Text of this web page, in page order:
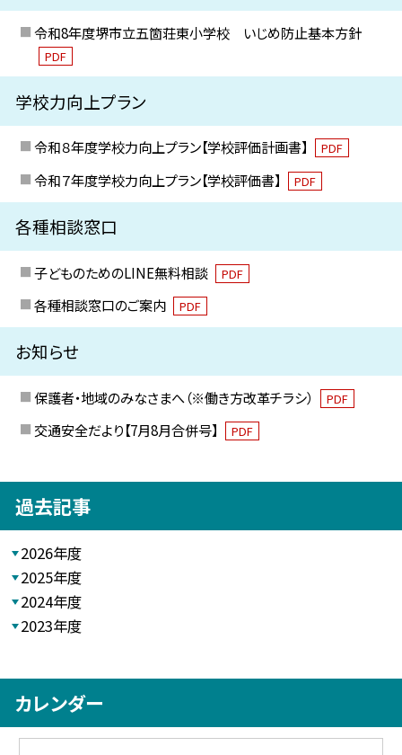
令和8年度堺市立五箇荘東小学校 いじめ防止基本方針
PDF
学校力向上プラン
令和８年度学校力向上プラン【学校評価計画書】 PDF
令和７年度学校力向上プラン【学校評価書】 PDF
各種相談窓口
子どものためのLINE無料相談 PDF
各種相談窓口のご案内 PDF
お知らせ
保護者・地域のみなさまへ（※働き方改革チラシ） PDF
交通安全だより【7月8月合併号】 PDF
過去記事
2026年度
2025年度
2024年度
2023年度
カレンダー